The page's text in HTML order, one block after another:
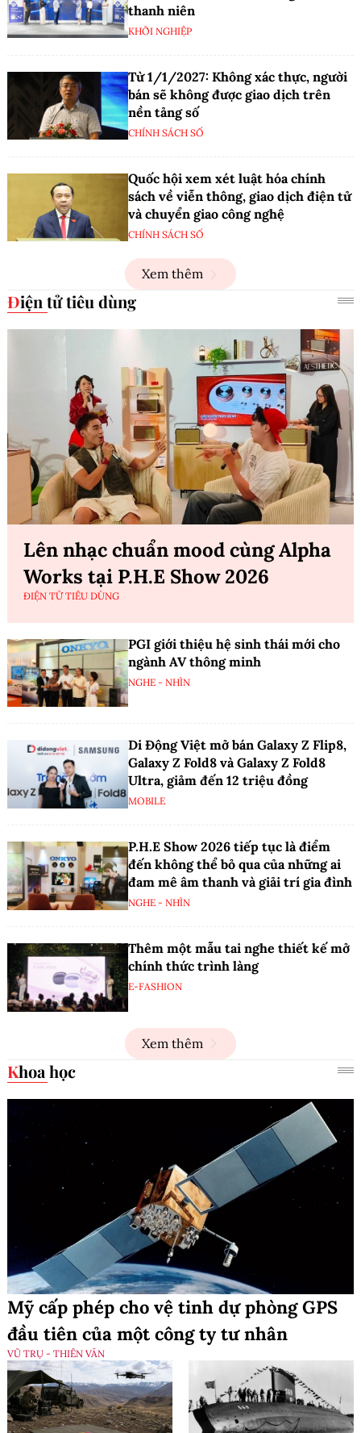
thanh niên
KHỞI NGHIỆP
Từ 1/1/2027: Không xác thực, người
bán sẽ không được giao dịch trên
nền tảng số
CHÍNH SÁCH SỐ
Quốc hội xem xét luật hóa chính
sách về viễn thông, giao dịch điện tử
và chuyển giao công nghệ
CHÍNH SÁCH SỐ
Xem thêm
Điện tử tiêu dùng
Lên nhạc chuẩn mood cùng Alpha
Works tại P.H.E Show 2026
ĐIỆN TỬ TIÊU DÙNG
PGI giới thiệu hệ sinh thái mới cho
ngành AV thông minh
NGHE - NHÌN
Di Động Việt mở bán Galaxy Z Flip8,
Galaxy Z Fold8 và Galaxy Z Fold8
Ultra, giảm đến 12 triệu đồng
MOBILE
P.H.E Show 2026 tiếp tục là điểm
đến không thể bỏ qua của những ai
đam mê âm thanh và giải trí gia đình
NGHE - NHÌN
Thêm một mẫu tai nghe thiết kế mở
chính thức trình làng
E-FASHION
Xem thêm
Khoa học
Mỹ cấp phép cho vệ tinh dự phòng GPS
đầu tiên của một công ty tư nhân
VŨ TRỤ - THIÊN VĂN